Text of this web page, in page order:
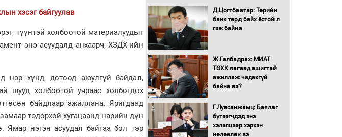
хэсэг байгуулав
түүнтэй холбоотой материалуудыг
энэ асуудалд анхаарч, ХЗДХ-ийн
нэр хүнд, дотоод аюулгүй байдал,
шууд холбоотой учраас холбогдох
байдлаар ажиллана. Яригдаад
тодорхой хугацаанд нарийн дүн
нэгэн асуудал байгаа бол тэр
гадаад томилолтыг
хориглолоо
Засгийн газрын ээлжит
хуралдаан болж байна
Автомашинд улсын
дугаарын тэгш,
Д.Цогтбаатар: Төрийн
банк төрд байх ёстой л
гэж байна
Ж.Галбадрах: МИАТ
ТӨХК яагаад ашигтай
ажиллаж чадахгүй
байна вэ?
Г.Лувсанжамц: Баялаг
бүтээгчдэд энэ
хэлэлцээр хэрхэн
нөлөөлөх вэ